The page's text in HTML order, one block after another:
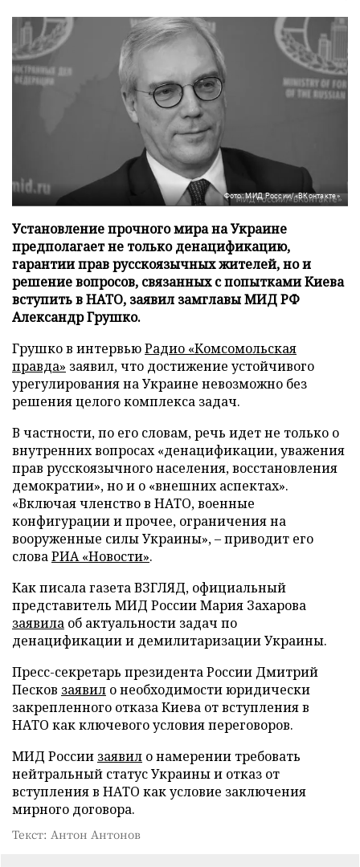
Фото: МИД России/«ВКонтакте»
Установление прочного мира на Украине
предполагает не только денацификацию,
гарантии прав русскоязычных жителей, но и
решение вопросов, связанных с попытками Киева
вступить в НАТО, заявил замглавы МИД РФ
Александр Грушко.
Грушко в интервьюРадио «Комсомольская
правда» заявил, что достижение устойчивого
урегулирования на Украине невозможно без
решения целого комплекса задач.
В частности, по его словам, речь идет не только о
внутренних вопросах «денацификации, уважения
прав русскоязычного населения, восстановления
демократии», но и о «внешних аспектах».
«Включая членство в НАТО, военные
конфигурации и прочее, ограничения на
вооруженные силы Украины», – приводит его
словаРИА «Новости».
Как писала газета ВЗГЛЯД, официальный
представитель МИД России Мария Захарова
заявила об актуальности задач по
денацификации и демилитаризации Украины.
Пресс-секретарь президента России Дмитрий
Песков заявил о необходимости юридически
закрепленного отказа Киева от вступления в
НАТО как ключевого условия переговоров.
МИД России заявил о намерении требовать
нейтральный статус Украины и отказ от
вступления в НАТО как условие заключения
мирного договора.
Текст: Антон Антонов